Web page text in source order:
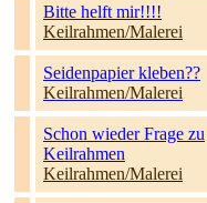
Bitte helft mir!!!!
Keilrahmen/Malerei
Seidenpapier kleben??
Keilrahmen/Malerei
Schon wieder Frage zu
Keilrahmen
Keilrahmen/Malerei